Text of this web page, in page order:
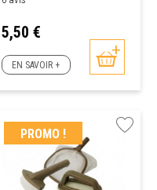
Prix
5,50 €
EN SAVOIR +
PROMO !